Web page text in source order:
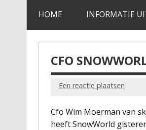
HOME INFORMATIE
CFO
Een reactie plaatsen
Cfo Wim Moerman van
heeft SnowWorld